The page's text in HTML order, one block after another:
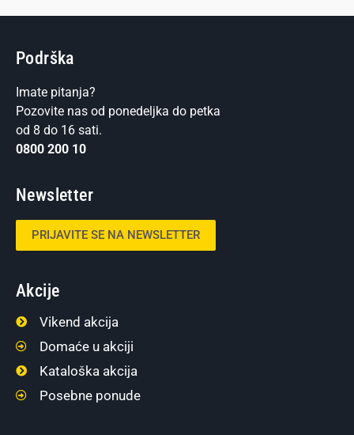
Podrška
Imate pitanja?
Pozovite nas od ponedeljka do petka
od 8 do 16 sati.
0800 200 10
Newsletter
PRIJAVITE SE NA NEWSLETTER
Akcije
Vikend akcija
Domaće u akciji
Kataloška akcija
Posebne ponude